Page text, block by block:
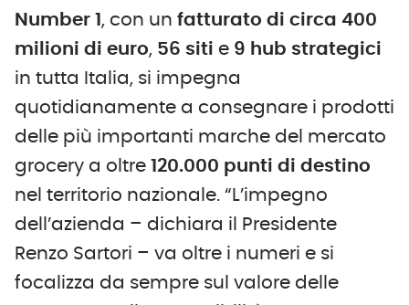
Number 1 , con un fatturato di circa 400
milioni di euro, 56 siti e 9 hub strategici
in tutta Italia, si impegna
quotidianamente a consegnare i prodotti
delle più importanti marche del mercato
grocery a oltre 120.000 punti di destino
nel territorio nazionale. “L’impegno
dell’azienda – dichiara il Presidente
Renzo Sartori – va oltre i numeri e si
focalizza da sempre sul valore delle